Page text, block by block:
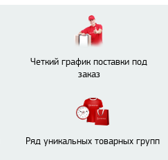
Четкий график поставки под
заказ
Ряд уникальных товарных групп